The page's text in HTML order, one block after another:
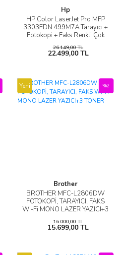
Hp
HP Color LaserJet Pro MFP
3303FDN 499M7A Tarayıcı +
Fotokopi + Faks Renkli Çok
26.149,00 TL
22.499,00 TL
Yeni
Brother
BROTHER MFC-L2806DW
FOTOKOPİ, TARAYICI, FAKS
Wi-Fi MONO LAZER YAZICI+3
%2
16.000,00 TL
15.699,00 TL